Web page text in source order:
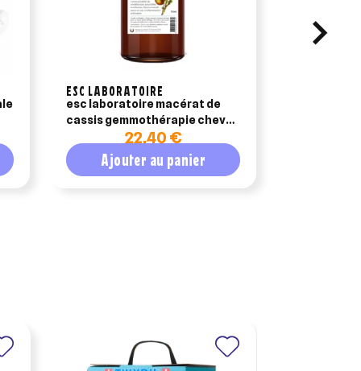
ESC LABORATOIRE
esc laboratoire macérat de
cassis gemmothérapie cheval
22,40 €
Ajouter au panier